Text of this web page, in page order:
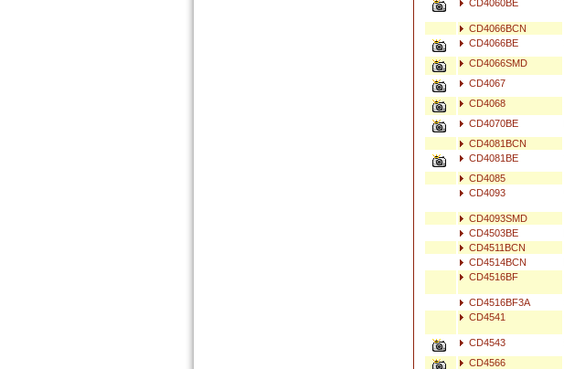
CD4060BE
CD4066BCN
CD4066BE
CD4066SMD
CD4067
CD4068
CD4070BE
CD4081BCN
CD4081BE
CD4085
CD4093
CD4093SMD
CD4503BE
CD4511BCN
CD4514BCN
CD4516BF
CD4516BF3A
CD4541
CD4543
CD4566